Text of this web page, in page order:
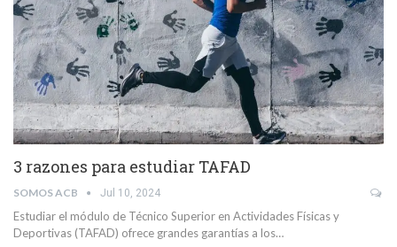
3 razones para estudiar TAFAD
SOMOS ACB Jul 10, 2024
Estudiar el módulo de Técnico Superior en Actividades Físicas y
Deportivas (TAFAD) ofrece grandes garantías a los…